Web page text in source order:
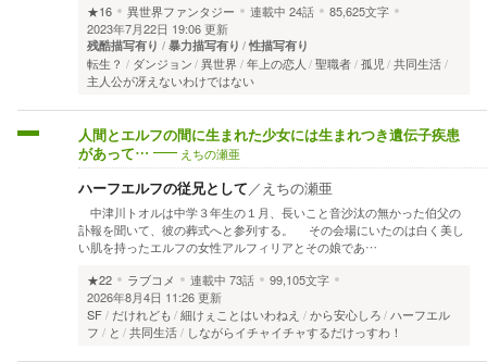
★16
異世界ファンタジー 連載中 24話
85,625文字
2023年7月22日 19:06 更新
残酷描写有り 暴力描写有り 性描写有り
転生？ ダンジョン 異世界 年上の恋人 聖職者 孤児
共同生活
主人公が冴えないわけではない
人間とエルフの間に生まれた少女には生まれつき遺伝子疾患
があって…
えちの瀬亜
ハーフエルフの従兄として／ えちの瀬亜
中津川トオルは中学３年生の１月、長いこと音沙汰の無かった伯父の
訃報を聞いて、彼の葬式へと参列する。 その会場にいたのは白く美し
い肌を持ったエルフの女性アルフィリアとその娘であ…
★22
ラブコメ 連載中 73話
99,105文字
2026年8月4日 11:26 更新
SF
だけれども 細けぇことはいわねえ から安心しろ ハーフエル
フ
と 共同生活 しながらイチャイチャするだけっすわ！